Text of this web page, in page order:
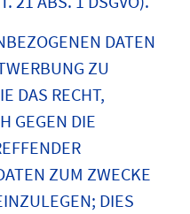
DATEN
ZU
DAS RECHT,
GEGEN DIE
ZUM ZWECKE
DIES